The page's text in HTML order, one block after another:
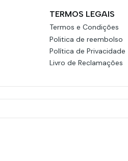
TERMOS LEGAIS
Termos e Condições
Politica de reembolso
Política de Privacidade
Livro de Reclamações